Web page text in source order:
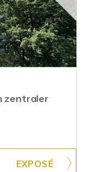
zentraler